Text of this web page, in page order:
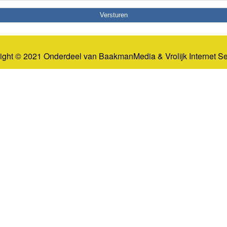
© 2021 Onderdeel van BaakmanMedia& Vrolijk Internet